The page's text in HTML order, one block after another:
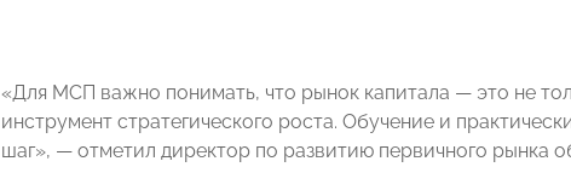
«Для МСП важно понимать, что рынок капитала — это не
инструмент стратегического роста. Обучение и
шаг», — отметил директор по развитию первичного рынка